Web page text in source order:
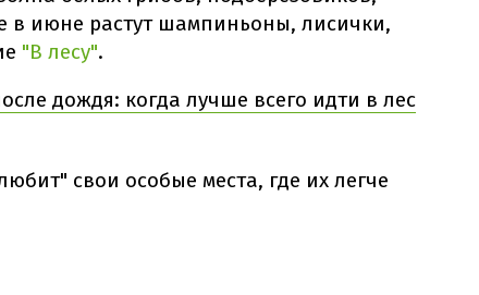
в июне растут шампиньоны, лисички,
"В лесу".
дождя: когда лучше всего идти в лес
свои особые места, где их легче